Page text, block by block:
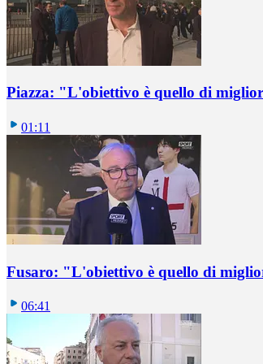
Piazza: "L'obiettivo è quello di
01:11
Fusaro: "L'obiettivo è quello di
06:41